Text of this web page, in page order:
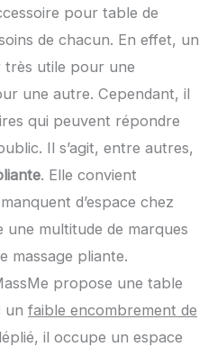
pour table de
de chacun. En effet, un
très utile pour une
une autre. Cependant, il
qui peuvent répondre
Il s’agit, entre autres,
. Elle convient
d’espace chez
une multitude de marques
massage pliante.
propose une table
un faible encombrement de
il occupe un espace